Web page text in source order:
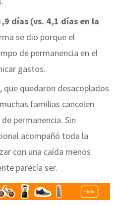
días (vs. 4,1 días en la
se dio porque el
de permanencia en el
gastos.
que quedaron desacoplados
familias cancelen
permanencia. Sin
acompañó toda la
con una caída menos
parecía ser.